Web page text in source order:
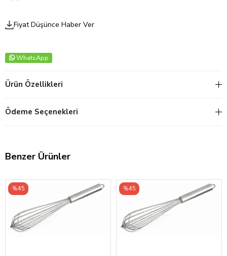
Fiyat Düşünce Haber Ver
WhatsApp
Ürün Özellikleri
Ödeme Seçenekleri
Benzer Ürünler
%45 %45